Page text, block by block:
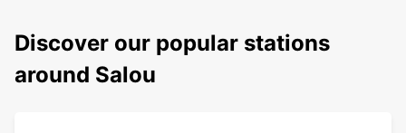
Discover our popular stations
around Salou